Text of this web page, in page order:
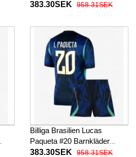
fotbollskläder till baby VM
byxor)
383.30SEK 958.31SEK
Billiga Brasilien Lucas
Paqueta #20 Barnkläder
Borta fotbollskläder till baby
383.30SEK 958.31SEK